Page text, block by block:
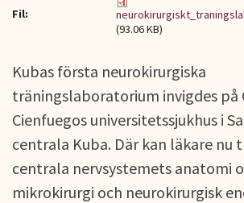
Fil:
(93.06 KB)
Kubas första neurokirurgiska
träningslaboratorium invigdes på
Cienfuegos universitetssjukhus i
centrala Kuba. Där kan läkare nu
centrala nervsystemets anatomi
mikrokirurgi och neurokirurgisk